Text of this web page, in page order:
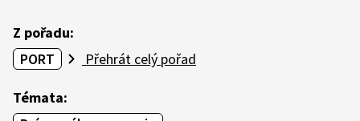
Z pořadu:
PORT
Přehrát celý pořad
Témata: